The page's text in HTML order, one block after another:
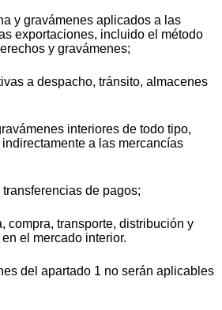
y gravámenes aplicados a las
exportaciones, incluido el método
y gravámenes;
a despacho, tránsito, almacenes
interiores de todo tipo,
a las mercancías
de pagos;
compra, transporte, distribución y
el mercado interior.
del apartado 1 no serán aplicables